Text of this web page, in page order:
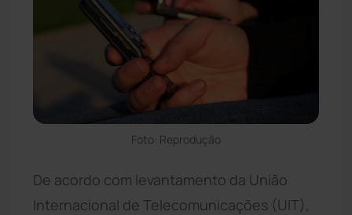
Foto: Reprodução
De acordo com levantamento da União
Internacional de Telecomunicações (UIT),